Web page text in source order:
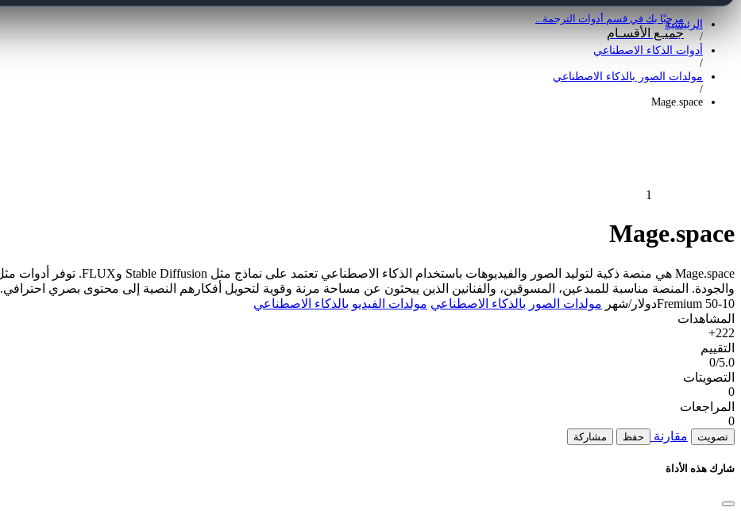
مرحبًا بك في قسم أدوات الترجمة...
جميـع الأقسـام
الرئيسية
/
أدوات الذكاء الاصطناعي
/
مولدات الصور بالذكاء الاصطناعي
/
Mage.space
1
Mage.space
والجودة. المنصة مناسبة للمبدعين، المسوقين، والفنانين الذين يبحثون عن مساحة مرنة وقوية لتحويل أفكارهم النصية إلى محتوى بصري احترافي.
Fremium 50-10دولار/شهر مولدات الصور بالذكاء الاصطناعي مولدات الفيديو بالذكاء الاصطناعي
المشاهدات
222+
التقييم
0/5.0
التصويتات
0
المراجعات
0
تصويت مقارنة حفظ مشاركة
شارك هذه الأداة